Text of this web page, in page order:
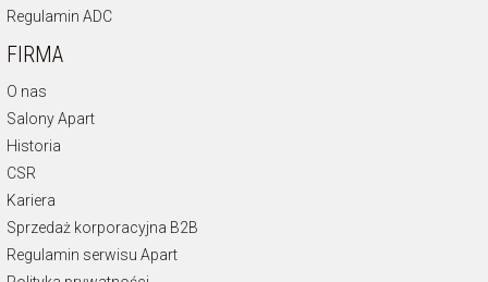
Regulamin ADC
FIRMA
O nas
Salony Apart
Historia
CSR
Kariera
Sprzedaż korporacyjna B2B
Regulamin serwisu Apart